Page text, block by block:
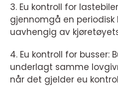
3. Eu kontroll for
gjennomgå en
uavhengig av
4. Eu kontroll for busser:
underlagt samme
når det gjelder eu